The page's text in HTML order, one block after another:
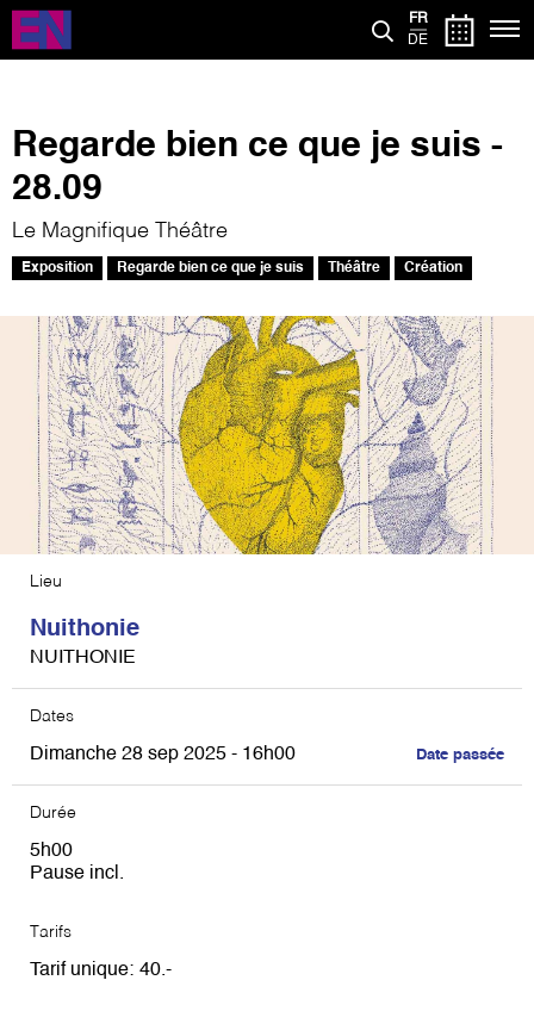
Aller
contenu
FR
DE
Regarde bien ce que je suis -
28.09
Le Magnifique Théâtre
Exposition Regarde bien ce que je suis Théâtre Création
Image
Lieu
Nuithonie
NUITHONIE
Dates
Dimanche 28 sep 2025 - 16h00 Date passée
Durée
5h00
Pause incl.
Tarifs
Tarif unique 40